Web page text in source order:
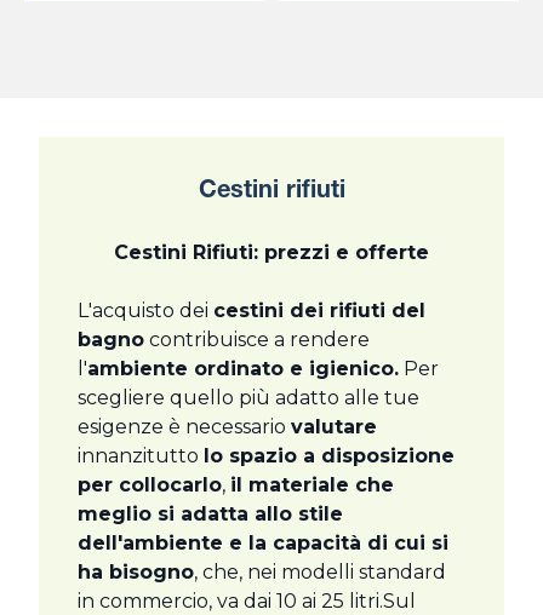
Cestini rifiuti
Cestini Rifiuti: prezzi e offerte
L'acquisto dei cestini dei rifiuti del
bagno contribuisce a rendere
l'ambiente ordinato e igienico. Per
scegliere quello più adatto alle tue
esigenze è necessario valutare
innanzitutto lo spazio a disposizione
per collocarlo, il materiale che
meglio si adatta allo stile
dell'ambiente e la capacità di cui si
ha bisogno, che, nei modelli standard
in commercio, va dai 10 ai 25 litri.Sul